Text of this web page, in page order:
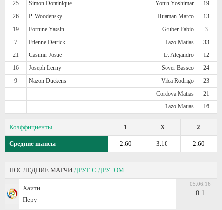
25
Simon Dominique Yotun Yoshimar
19
26
P. Woodensky Huaman Marco
13
19
Fortune Yassin Gruber Fabio
3
7
Etienne Derrick Lazo Matias
33
21
Casimir Josue D. Alejandro
12
16
Joseph Lenny Soyer Bassco
24
9
Nazon Duckens Vilca Rodrigo
23
Cordova Matias
21
Lazo Matias
16
Коэффициенты 2
X
1
Средние шансы 2.60
3.10
2.60
ПОСЛЕДНИЕ МАТЧИ ДРУГ С ДРУГОМ
Хаити
Перу
05.06.16
0:1